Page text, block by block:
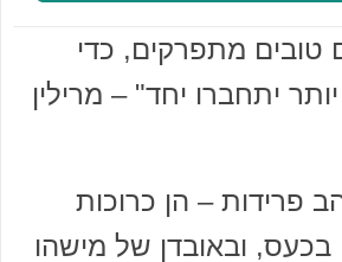
טובים מתפרקים, כדי
יתחברו יחד" – מרילין
פרידות – הן כרוכות
בכעס, ובאובדן של מישהו